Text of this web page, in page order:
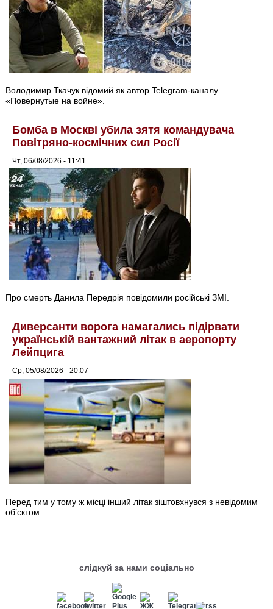
Володимир Ткачук відомий як автор Telegram-каналу
«Повернутые на войне».
Бомба в Москві убила зятя командувача
Повітряно-космічних сил Росії
Чт, 06/08/2026 - 11:41
Про смерть Данила Передрія повідомили російські ЗМІ.
Диверсанти ворога намагались підірвати
українській вантажний літак в аеропорту
Лейпцига
Ср, 05/08/2026 - 20:07
Перед тим у тому ж місці інший літак зіштовхнувся з невідомим
об’єктом.
слідкуй за нами соціально